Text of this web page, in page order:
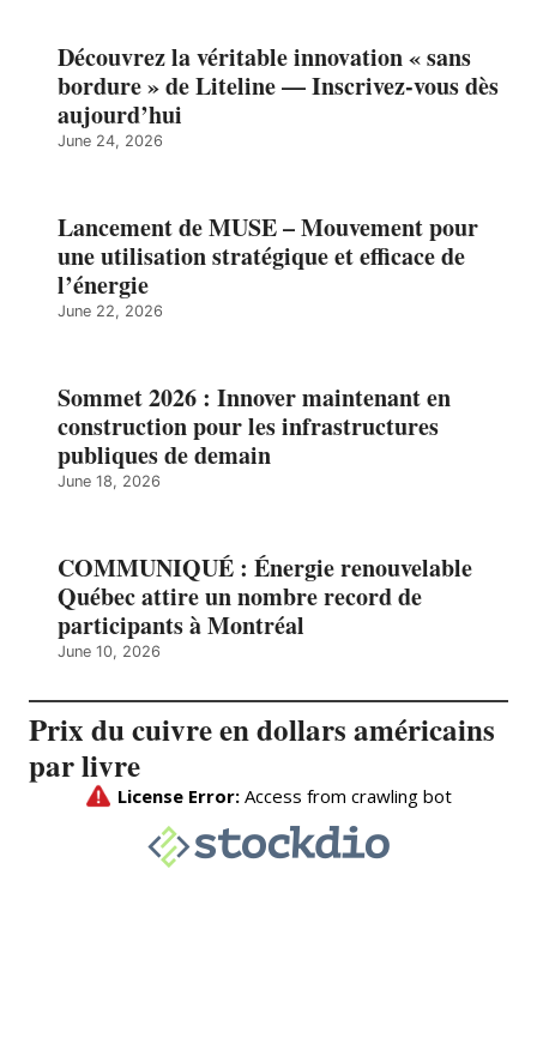
Découvrez la véritable innovation « sans
bordure » de Liteline — Inscrivez-vous dès
aujourd’hui
June 24, 2026
Lancement de MUSE – Mouvement pour
une utilisation stratégique et efficace de
l’énergie
June 22, 2026
Sommet 2026 : Innover maintenant en
construction pour les infrastructures
publiques de demain
June 18, 2026
COMMUNIQUÉ : Énergie renouvelable
Québec attire un nombre record de
participants à Montréal
June 10, 2026
Prix du cuivre en dollars américains
par livre